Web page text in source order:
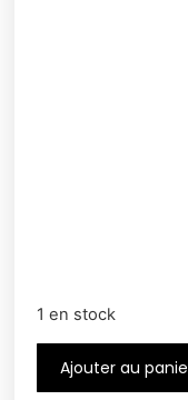
1 en stock
Ajouter au